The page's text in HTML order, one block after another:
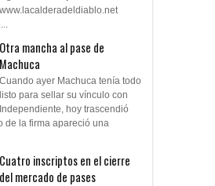
www.lacalderadeldiablo.net
Otra mancha al pase de
Machuca
Cuando ayer Machuca tenía todo
listo para sellar su vínculo con
Independiente, hoy trascendió
de la firma apareció una
Cuatro inscriptos en el cierre
del mercado de pases